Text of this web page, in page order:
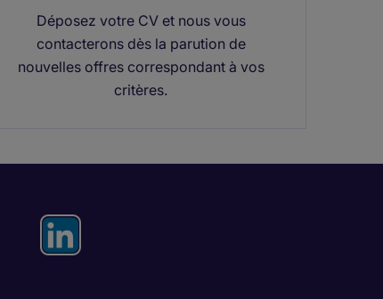
Déposez votre CV et nous vous
contacterons dès la parution de
nouvelles offres correspondant à vos
critères.